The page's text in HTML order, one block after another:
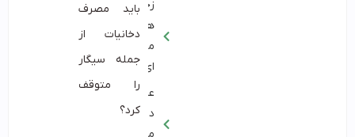
معده
عفونت
محل
باید مصرف
دخانیات از
جمله سیگار
را متوقف
کرد؟